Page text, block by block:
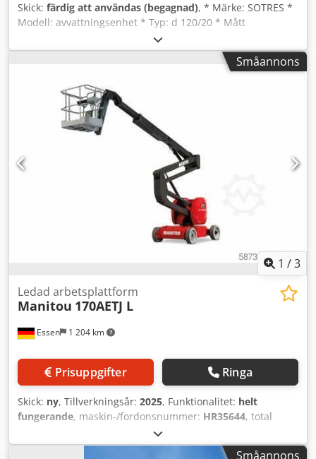
Skick: färdig att användas (begagnad), * Märke: SOTRES *
Modell: avvattningsenhet * Typ: d 120/20 * Mått
avvattningssikt: 1800 x 1000 mm * Med: två
vibrationsmotorer på 2 kW vardera. Dcodpfx Akoywngajqjk
* Cyklon: 2 stycken * 1x: längd 1600 mm x ⌀ 500 mm * 1x:
längd 800 mm x ⌀ 250 mm * 2 pumpar: Warman Schabaver
* 1x typ: 100 f inkl. 22 kW elmotor * 1x typ: 40 f inkl. 5,5 kW
elmotor * Inkluderar: stålkonstruktion och elskåp * I lager:
Småannons
1 /3
Essen 1 204 km
Ledad arbetsplattform
Manitou 170AETJ L
Prisuppgifter Ringa
Skick: ny, Tillverkningsår: 2025, Funktionalitet: helt
fungerande, maskin-/fordonsnummer: HR35644, total
7 225 kg
byggnadshöjd:2 004 mm, drivtyp:Elektro, lastkapacitet:
Småannons